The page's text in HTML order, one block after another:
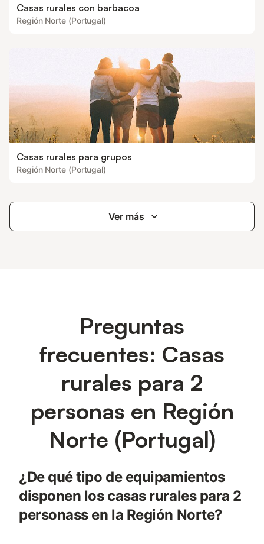
Casas rurales con barbacoa
Región Norte (Portugal)
Casas rurales para grupos
Región Norte (Portugal)
Ver más
Preguntas
frecuentes: Casas
rurales para 2
personas en Región
Norte (Portugal)
¿De qué tipo de equipamientos
disponen los casas rurales para 2
personass en la Región Norte?